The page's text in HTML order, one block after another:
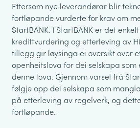
Ettersom nye leverandørar blir
fortløpande vurderte for krav om
StartBANK. I StartBANK er det
kredittvurdering og etterleving av
tillegg gir løysinga ei oversikt over
openheitslova for dei selskapa
denne lova. Gjennom varsel frå
følgje opp dei selskapa som
på etterleving av regelverk, og
fortløpande.